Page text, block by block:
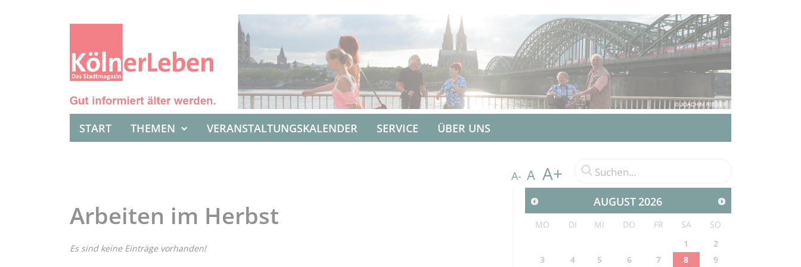
START THEMEN VERANSTALTUNGSKALENDER SERVICE ÜBER UNS
A- A A+
Arbeiten im Herbst
Es sind keine Einträge vorhanden!
AUGUST2026
MO DI MI DO FR SA
SO
1
2
3
4 5 6 7 8 9